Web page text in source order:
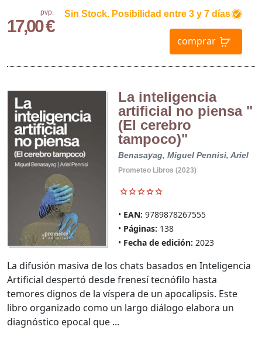
pvp.
17,00 €
Sin Stock. Posibilidad entre 3 y 7 días
comprar
La inteligencia
artificial no piensa "
(El cerebro
tampoco)"
Benasayag, Miguel Pennisi, Ariel
Prometeo Libros (2023)
EAN: 9789878267555
Páginas: 138
Fecha de edición: 2023
La difusión masiva de los chats basados en Inteligencia
Artificial despertó desde frenesí tecnófilo hasta
temores dignos de la víspera de un apocalipsis. Este
libro organizado como un largo diálogo elabora un
diagnóstico epocal que ...